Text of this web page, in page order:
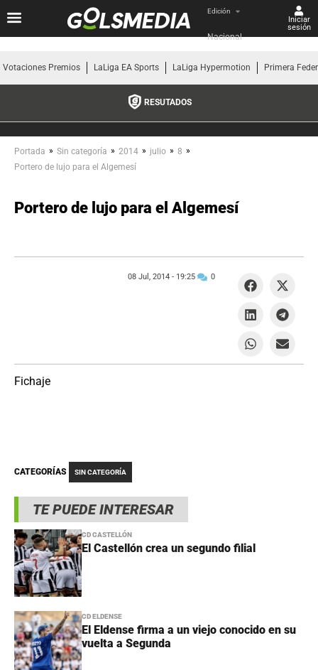
Edición
Nacional
Iniciar
sesión
Votaciones Premios LaLiga EA Sports LaLiga Hypermotion Primera
RESUTADOS
Portada » Sin categoría » 2014 » julio » 8 »
Portero de lujo para el Algemesí
TE PUEDE INTERESAR
CD CASTELLÓN
El Castellón crea un segundo filial
CD ELDENSE
El Eldense firma a un viejo conocido en su
vuelta a Segunda
Portero de lujo para el Algemesí
Fichaje
08 Jul, 2014 - 19:25 0
CATEGORÍAS SIN CATEGORÍA